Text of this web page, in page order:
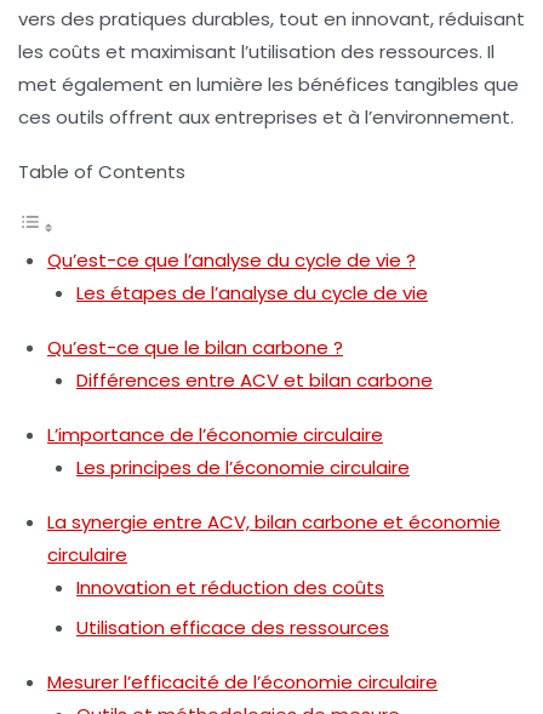
vers des pratiques durables, tout en innovant, réduisant
les coûts et maximisant l’utilisation des ressources. Il
met également en lumière les bénéfices tangibles que
ces outils offrent aux entreprises et à l’environnement.
Table of Contents
Qu’est-ce que l’analyse du cycle de vie ?
Les étapes de l’analyse du cycle de vie
Qu’est-ce que le bilan carbone ?
Différences entre ACV et bilan carbone
L’importance de l’économie circulaire
Les principes de l’économie circulaire
La synergie entre ACV, bilan carbone et économie
circulaire
Innovation et réduction des coûts
Utilisation efficace des ressources
Mesurer l’efficacité de l’économie circulaire